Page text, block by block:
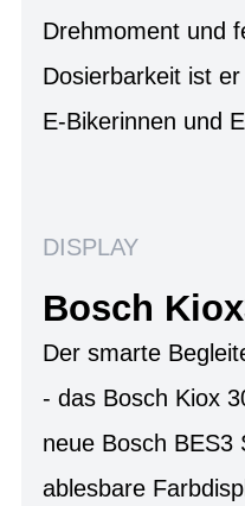
Drehmoment und
Dosierbarkeit ist
E-Bikerinnen und
DISPLAY
Bosch
Der smarte
- das Bosch Kiox
neue Bosch BES3
ablesbare